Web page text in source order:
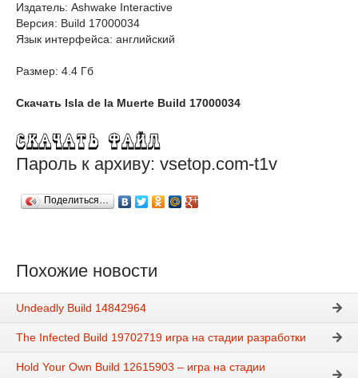
Издатель: Ashwake Interactive
Версия: Build 17000034
Язык интерфейса: английский
Размер: 4.4 Гб
Скачать Isla de la Muerte Build 17000034
Пароль к архиву: vsetop.com-t1v
Поделиться…
Похожие новости
Undeadly Build 14842964
The Infected Build 19702719 игра на стадии разработки
Hold Your Own Build 12615903 – игра на стадии